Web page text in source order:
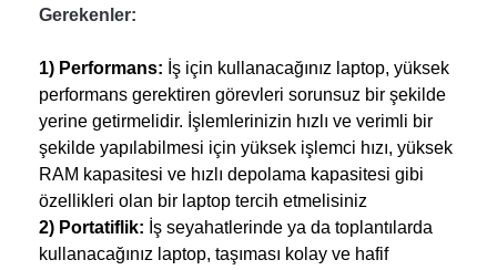
Gerekenler:
1) Performans: İş için kullanacağınız laptop, yüksek
performans gerektiren görevleri sorunsuz bir şekilde
yerine getirmelidir. İşlemlerinizin hızlı ve verimli bir
şekilde yapılabilmesi için yüksek işlemci hızı, yüksek
RAM kapasitesi ve hızlı depolama kapasitesi gibi
özellikleri olan bir laptop tercih etmelisiniz
2) Portatiflik: İş seyahatlerinde ya da toplantılarda
kullanacağınız laptop, taşıması kolay ve hafif